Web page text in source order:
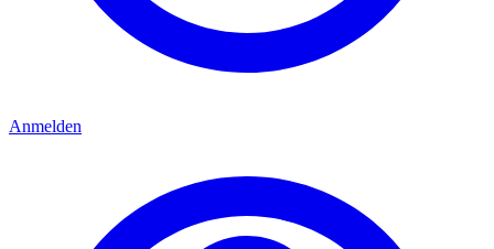
Anmelden